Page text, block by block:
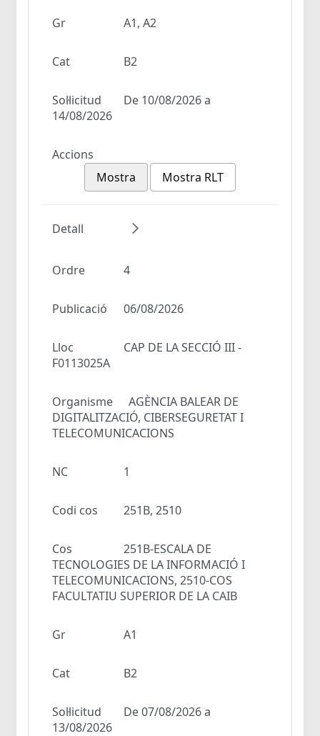
Gr A1, A2
Cat B2
Sol·licitud
De 10/08/2026 a
14/08/2026
Accions
Mostra
Mostra RLT
Detall
Ordre 4
Publicació 06/08/2026
Lloc
CAP DE LA SECCIÓ III -
F0113025A
Organisme
AGÈNCIA BALEAR DE
DIGITALITZACIÓ, CIBERSEGURETAT I
TELECOMUNICACIONS
NC 1
Codi cos 251B, 2510
Cos
251B-ESCALA DE
TECNOLOGIES DE LA INFORMACIÓ I
TELECOMUNICACIONS, 2510-COS
FACULTATIU SUPERIOR DE LA CAIB
Gr A1
Cat B2
Sol·licitud
De 07/08/2026 a
13/08/2026